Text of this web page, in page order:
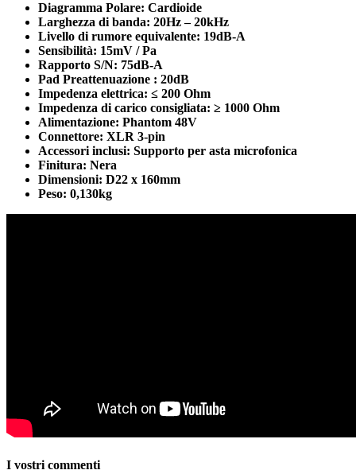
Diagramma Polare: Cardioide
Larghezza di banda: 20Hz – 20kHz
Livello di rumore equivalente: 19dB-A
Sensibilità: 15mV / Pa
Rapporto S/N: 75dB-A
Pad Preattenuazione : 20dB
Impedenza elettrica: ≤ 200 Ohm
Impedenza di carico consigliata: ≥ 1000 Ohm
Alimentazione: Phantom 48V
Connettore: XLR 3-pin
Accessori inclusi: Supporto per asta microfonica
Finitura: Nera
Dimensioni: D22 x 160mm
Peso: 0,130kg
I vostri commenti